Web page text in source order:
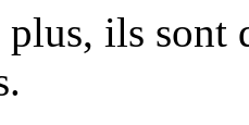
ils sont